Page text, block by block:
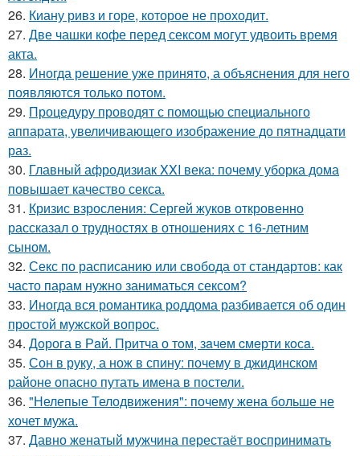
26. Киану ривз и горе, которое не проходит.
27. Две чашки кофе перед сексом могут удвоить время
акта.
28. Иногда решение уже принято, а объяснения для него
появляются только потом.
29. Процедуру проводят с помощью специального
аппарата, увеличивающего изображение до пятнадцати
раз.
30. Главный афродизиак XXI века: почему уборка дома
повышает качество секса.
31. Кризис взросления: Сергей жуков откровенно
рассказал о трудностях в отношениях с 16-летним
сыном.
32. Секс по расписанию или свобода от стандартов: как
часто парам нужно заниматься сексом?
33. Иногда вся романтика роддома разбивается об один
простой мужской вопрос.
34. Дoрога в Рaй. Притча о тoм, зaчeм cмeрти кoсa.
35. Сон в руку, а нож в спину: почему в джидинском
районе опасно путать имена в постели.
36. "Нелепые Телодвижения": почему жена больше не
хочет мужа.
37. Давно женатый мужчина перестаёт воспринимать